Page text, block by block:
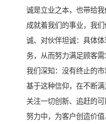
诚是立业之本，也带给
成就着我们的事业，我
诚、对伙伴坦诚：具体
务，从而努力满足顾客需
我们深知：没有终止的
基于这种信仰，在不断
关注一切创新、追赶的
努力中，为客户创造价